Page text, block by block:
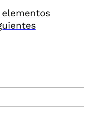
elementos